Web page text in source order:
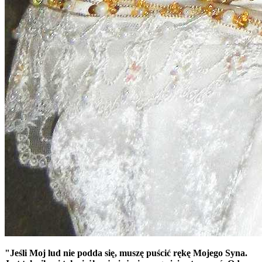
"Jeśli Moj lud nie podda się, muszę puścić rękę Mojego Syna.